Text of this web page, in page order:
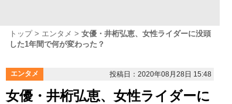
トップ エンタメ
女優・井桁弘恵、女性ライダーに没頭
した1年間で何が変わった？
エンタメ 投稿日：2020年08月28日 15:48
女優・井桁弘恵、女性ライダーに